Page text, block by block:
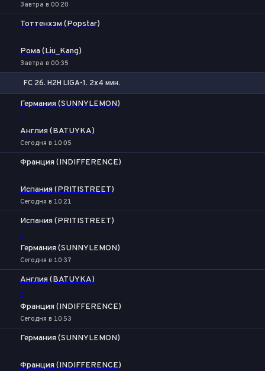
Завтра в 00:20
Тоттенхэм (Popstar)
-
Рома (Liu_Kang)
Завтра в 00:35
FC 26. H2H LIGA-1. 2x4 мин.
Германия (SUNNYLEMON)
-
Англия (BATUYKA)
Сегодня в 10:05
Франция (INDIFFERENCE)
-
Испания (PRITISTREET)
Сегодня в 10:21
Испания (PRITISTREET)
-
Германия (SUNNYLEMON)
Сегодня в 10:37
Англия (BATUYKA)
-
Франция (INDIFFERENCE)
Сегодня в 10:53
Германия (SUNNYLEMON)
-
Франция (INDIFFERENCE)